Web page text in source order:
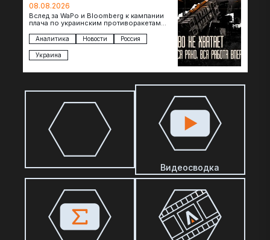
08.08.2026
Вслед за WaPo и Bloomberg к кампании
плача по украинским противоракетам
Там, ссылаясь на сотрудников…
Аналитика Новости Россия
Украина
Видеосводка